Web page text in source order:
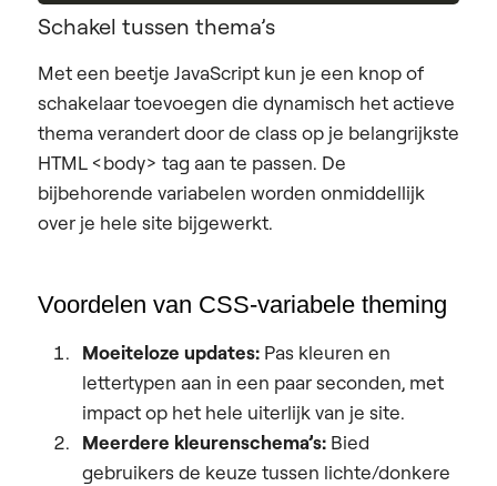
Schakel tussen thema’s
Met een beetje JavaScript kun je een knop of
schakelaar toevoegen die dynamisch het actieve
thema verandert door de class op je belangrijkste
HTML <body> tag aan te passen. De
bijbehorende variabelen worden onmiddellijk
over je hele site bijgewerkt.
Voordelen van CSS-variabele theming
Moeiteloze updates: Pas kleuren en
lettertypen aan in een paar seconden, met
impact op het hele uiterlijk van je site.
Meerdere kleurenschema’s: Bied
gebruikers de keuze tussen lichte/donkere